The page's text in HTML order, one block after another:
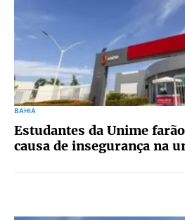
BAHIA
Estudantes da Unime
causa de insegurança na